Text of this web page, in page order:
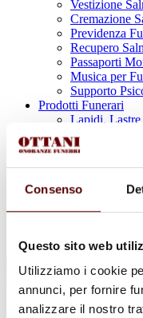
Consenso
Questo sito web
Utilizziamo i cookie
annunci, per fornire
analizzare il nostro
Vestizione
Cremazione
Previdenza
Recupero
Passaporti
Musica per
Supporto
Prodotti Funerari
Lapidi,
Urne Cinerarie
Allestimento
Necrologi
per: